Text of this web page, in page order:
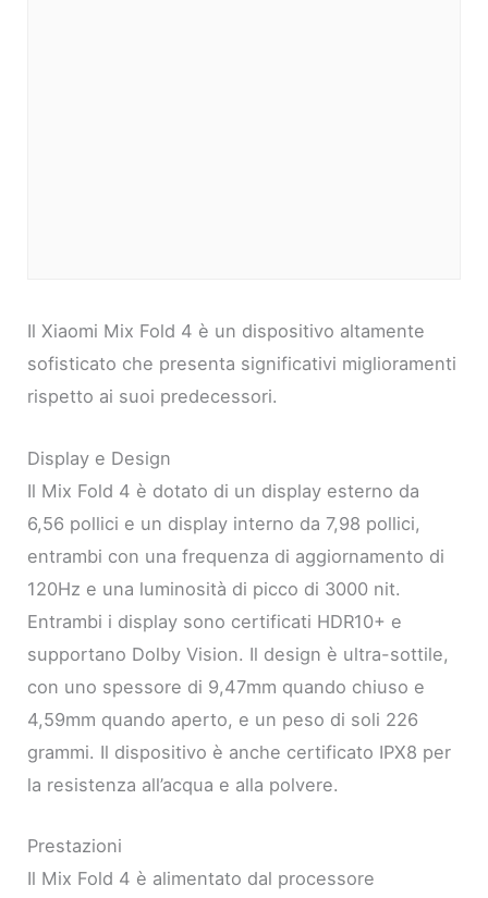
Il Xiaomi Mix Fold 4 è un dispositivo altamente
sofisticato che presenta significativi miglioramenti
rispetto ai suoi predecessori.
Display e Design
Il Mix Fold 4 è dotato di un display esterno da
6,56 pollici e un display interno da 7,98 pollici,
entrambi con una frequenza di aggiornamento di
120Hz e una luminosità di picco di 3000 nit.
Entrambi i display sono certificati HDR10+ e
supportano Dolby Vision. Il design è ultra-sottile,
con uno spessore di 9,47mm quando chiuso e
4,59mm quando aperto, e un peso di soli 226
grammi. Il dispositivo è anche certificato IPX8 per
la resistenza all’acqua e alla polvere.
Prestazioni
Il Mix Fold 4 è alimentato dal processore